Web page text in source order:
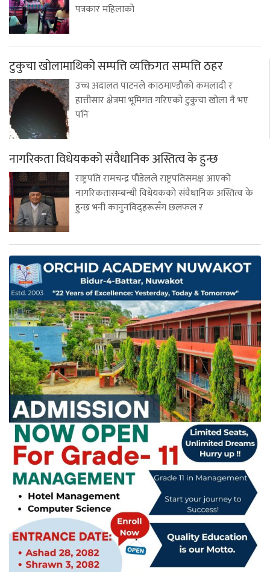
पत्रकार महिलाको
टुकुचा खोलामाथिको सम्पत्ति व्यक्तिगत सम्पत्ति ठहर
उच्च अदालत पाटनले काठमाण्डाैको कमलादी र
हात्तीसार क्षेत्रमा भूमिगत गरिएको टुकुचा खोला नै भए
पनि
नागरिकता विधेयकको संवैधानिक अस्तित्व के हुन्छ
राष्ट्रपति रामचन्द्र पौडेलले राष्ट्रपतिसमक्ष आएको
नागरिकतासम्बन्धी विधेयकको संवैधानिक अस्तित्व के
हुन्छ भनी कानुनविद्हरूसँग छलफल र